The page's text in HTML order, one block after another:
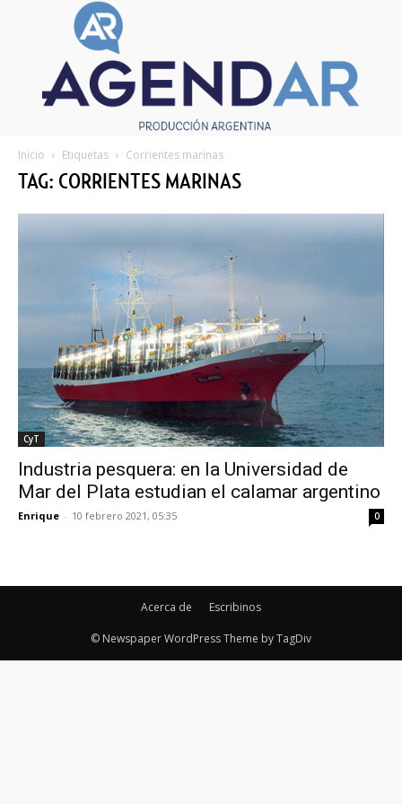
Inicio Etiquetas Corrientes marinas
TAG: CORRIENTES MARINAS
CyT
Industria pesquera: en la Universidad de
Mar del Plata estudian el calamar argentino
Enrique - 10 febrero 2021, 05:35 0
Acerca de Escribinos
© Newspaper WordPress Theme by TagDiv